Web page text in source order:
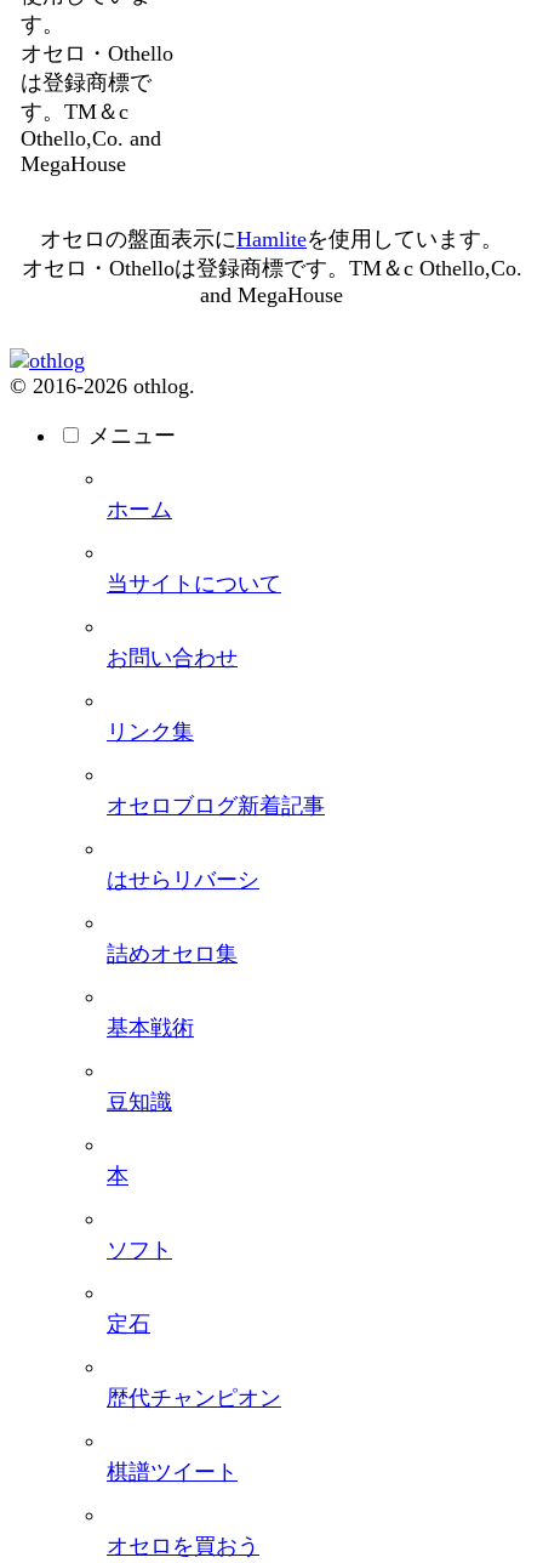
す。
オセロ・Othello
は登録商標で
す。TM＆c
Othello,Co. and
MegaHouse
オセロの盤面表示にHamliteを使用しています。
オセロ・Othelloは登録商標です。TM＆c Othello,Co.
and MegaHouse
© 2016-2026 othlog.
メニュー
ホーム
当サイトについて
お問い合わせ
リンク集
オセロブログ新着記事
はせらリバーシ
詰めオセロ集
基本戦術
豆知識
本
ソフト
定石
歴代チャンピオン
棋譜ツイート
オセロを買おう